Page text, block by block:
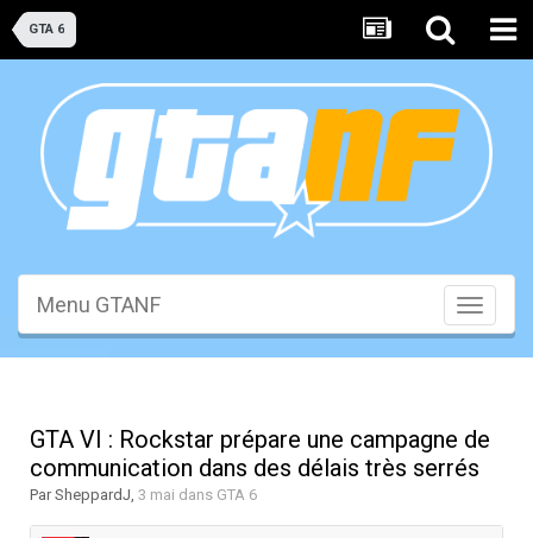
GTA 6
Toggle
Menu GTANF
GTA VI : Rockstar prépare une campagne de
communication dans des délais très serrés
ParSheppardJ, 3 mai dans GTA 6